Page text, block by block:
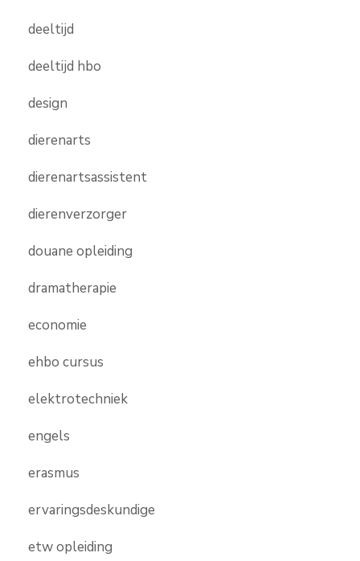
deeltijd
deeltijd hbo
design
dierenarts
dierenartsassistent
dierenverzorger
douane opleiding
dramatherapie
economie
ehbo cursus
elektrotechniek
engels
erasmus
ervaringsdeskundige
etw opleiding